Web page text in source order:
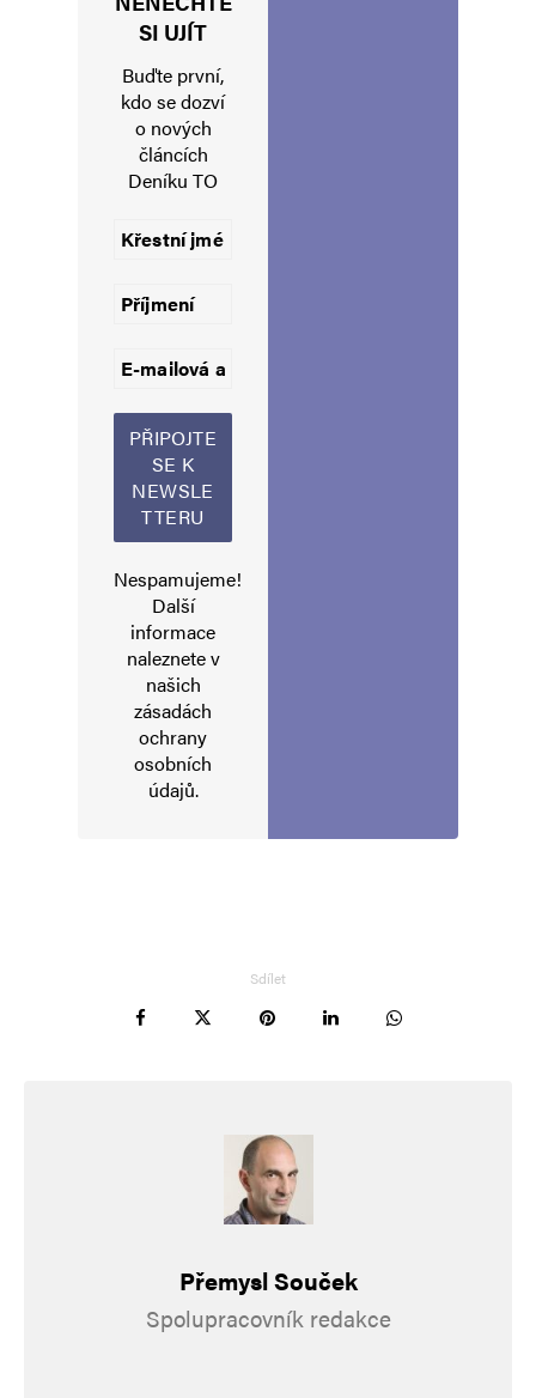
Napsat komentář
Vaše e-mailová adresa nebude zveřejněna.
Uložit do prohlížeče jméno, e-mail a webovou stránku pro budoucí
Informujte mě o nových komentářích e-mailem.
SI UJÍT
Buďte první,
kdo se dozví
o nových
článcích
Deníku TO
Nespamujeme!
Další
informace
naleznete v
našich
zásadách
ochrany
osobních
údajů.
Sdílet
Přemysl Souček
Spolupracovník redakce